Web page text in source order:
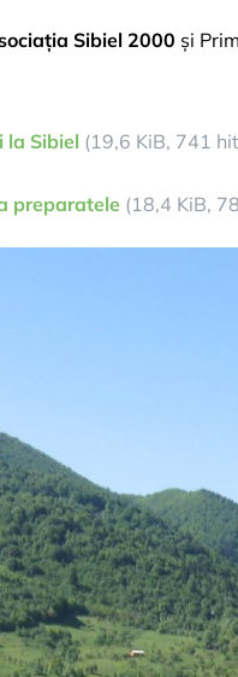
Sibiel 2000 și
la Sibiel (19,6 KiB, 741
preparatele (18,4 KiB,